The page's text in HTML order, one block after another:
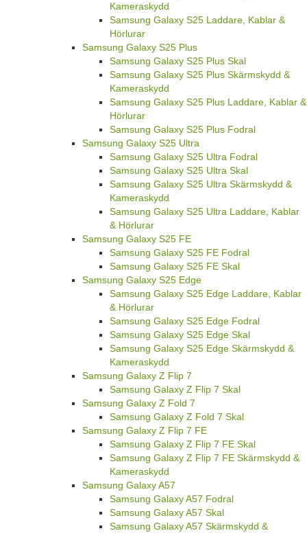
Kameraskydd
Samsung Galaxy S25 Laddare, Kablar &
Hörlurar
Samsung Galaxy S25 Plus
Samsung Galaxy S25 Plus Skal
Samsung Galaxy S25 Plus Skärmskydd &
Kameraskydd
Samsung Galaxy S25 Plus Laddare, Kablar &
Hörlurar
Samsung Galaxy S25 Plus Fodral
Samsung Galaxy S25 Ultra
Samsung Galaxy S25 Ultra Fodral
Samsung Galaxy S25 Ultra Skal
Samsung Galaxy S25 Ultra Skärmskydd &
Kameraskydd
Samsung Galaxy S25 Ultra Laddare, Kablar
& Hörlurar
Samsung Galaxy S25 FE
Samsung Galaxy S25 FE Fodral
Samsung Galaxy S25 FE Skal
Samsung Galaxy S25 Edge
Samsung Galaxy S25 Edge Laddare, Kablar
& Hörlurar
Samsung Galaxy S25 Edge Fodral
Samsung Galaxy S25 Edge Skal
Samsung Galaxy S25 Edge Skärmskydd &
Kameraskydd
Samsung Galaxy Z Flip 7
Samsung Galaxy Z Flip 7 Skal
Samsung Galaxy Z Fold 7
Samsung Galaxy Z Fold 7 Skal
Samsung Galaxy Z Flip 7 FE
Samsung Galaxy Z Flip 7 FE Skal
Samsung Galaxy Z Flip 7 FE Skärmskydd &
Kameraskydd
Samsung Galaxy A57
Samsung Galaxy A57 Fodral
Samsung Galaxy A57 Skal
Samsung Galaxy A57 Skärmskydd &